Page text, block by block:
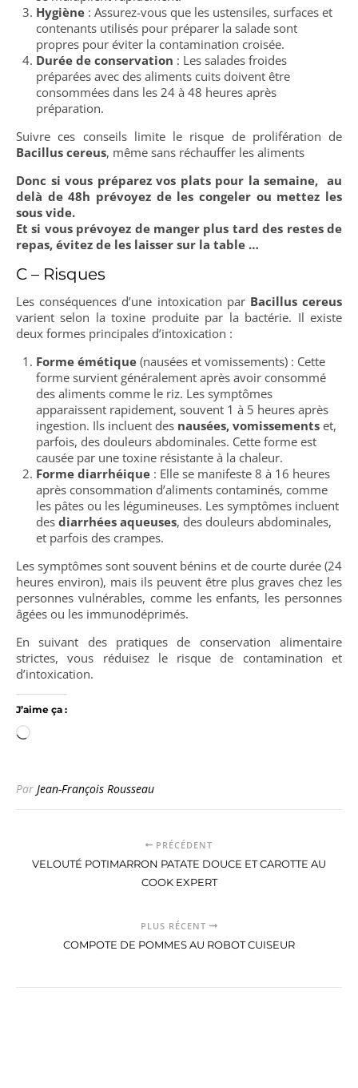
Hygiène : Assurez-vous que les ustensiles, surfaces et
contenants utilisés pour préparer la salade sont
propres pour éviter la contamination croisée.
Durée de conservation : Les salades froides
préparées avec des aliments cuits doivent être
consommées dans les 24 à 48 heures après
préparation.
Suivre ces conseils limite le risque de prolifération de
Bacillus cereus, même sans réchauffer les aliments
Donc si vous préparez vos plats pour la semaine, au
delà de 48h prévoyez de les congeler ou mettez les
sous vide.
Et si vous prévoyez de manger plus tard des restes de
repas, évitez de les laisser sur la table …
C – Risques
Les conséquences d’une intoxication par Bacillus cereus
varient selon la toxine produite par la bactérie. Il existe
deux formes principales d’intoxication :
Forme émétique (nausées et vomissements) : Cette
forme survient généralement après avoir consommé
des aliments comme le riz. Les symptômes
apparaissent rapidement, souvent 1 à 5 heures après
ingestion. Ils incluent des nausées, vomissements et,
parfois, des douleurs abdominales. Cette forme est
causée par une toxine résistante à la chaleur.
Forme diarrhéique : Elle se manifeste 8 à 16 heures
après consommation d’aliments contaminés, comme
les pâtes ou les légumineuses. Les symptômes incluent
des diarrhées aqueuses, des douleurs abdominales,
et parfois des crampes.
Les symptômes sont souvent bénins et de courte durée (24
heures environ), mais ils peuvent être plus graves chez les
personnes vulnérables, comme les enfants, les personnes
âgées ou les immunodéprimés.
En suivant des pratiques de conservation alimentaire
strictes, vous réduisez le risque de contamination et
d’intoxication.
J’aime ça :
Chargement…
Par Jean-François Rousseau
PRÉCÉDENT
VELOUTÉ POTIMARRON PATATE DOUCE ET CAROTTE AU
COOK EXPERT
PLUS RÉCENT
COMPOTE DE POMMES AU ROBOT CUISEUR